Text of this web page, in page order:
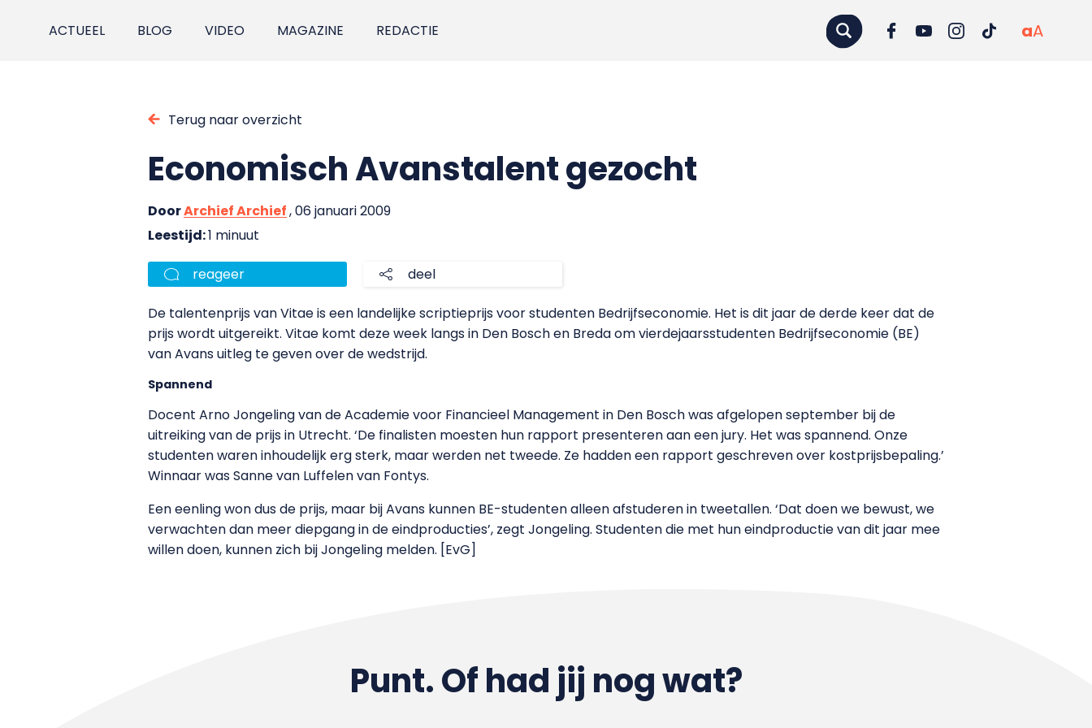
ACTUEEL BLOG VIDEO MAGAZINE REDACTIE aA
Terug naar overzicht
Economisch Avanstalent gezocht
DoorArchief Archief, 06 januari 2009
Leestijd:1 minuut
reageer deel
De talentenprijs van Vitae is een landelijke scriptieprijs voor studenten Bedrijfseconomie. Het is dit jaar de derde keer dat de
prijs wordt uitgereikt. Vitae komt deze week langs in Den Bosch en Breda om vierdejaarsstudenten Bedrijfseconomie (BE)
van Avans uitleg te geven over de wedstrijd.
Spannend
Docent Arno Jongeling van de Academie voor Financieel Management in Den Bosch was afgelopen september bij de
uitreiking van de prijs in Utrecht. ‘De finalisten moesten hun rapport presenteren aan een jury. Het was spannend. Onze
studenten waren inhoudelijk erg sterk, maar werden net tweede. Ze hadden een rapport geschreven over kostprijsbepaling.’
Winnaar was Sanne van Luffelen van Fontys.
Een eenling won dus de prijs, maar bij Avans kunnen BE-studenten alleen afstuderen in tweetallen. ‘Dat doen we bewust, we
verwachten dan meer diepgang in de eindproducties’, zegt Jongeling. Studenten die met hun eindproductie van dit jaar mee
willen doen, kunnen zich bij Jongeling melden. [EvG]
Punt. Of had jij nog wat?